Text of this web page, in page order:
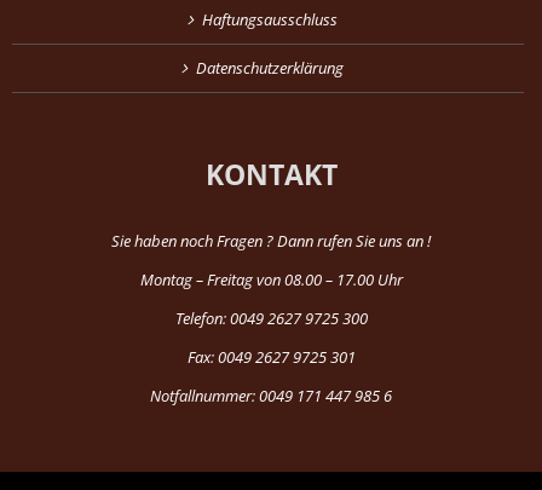
Haftungsausschluss
Datenschutzerklärung
KONTAKT
Sie haben noch Fragen ? Dann rufen Sie uns an !
Montag – Freitag von 08.00 – 17.00 Uhr
Telefon: 0049 2627 9725 300
Fax: 0049 2627 9725 301
Notfallnummer: 0049 171 447 985 6